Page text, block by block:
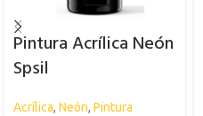
Pintura Acrílica Neón
Spsil
Acrílica, Neón, Pintura